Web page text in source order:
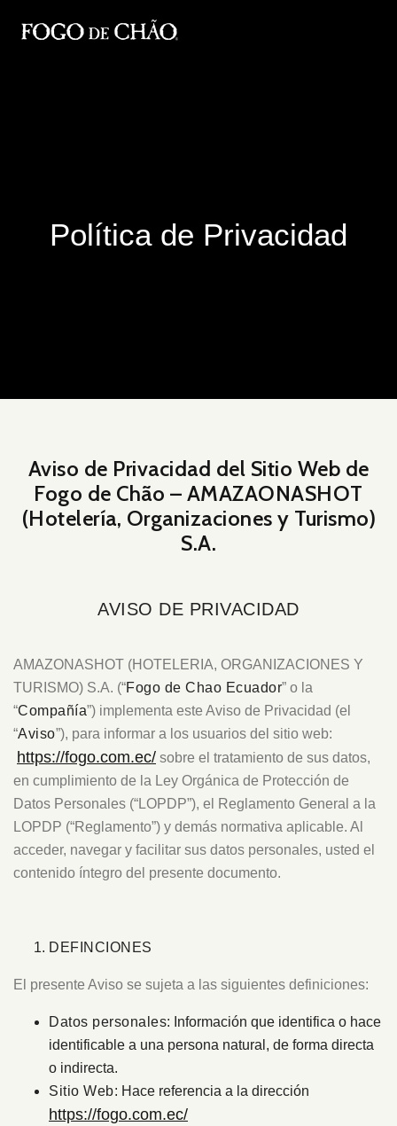
Política de Privacidad
Aviso de Privacidad del Sitio Web de
Fogo de Chão – AMAZAONASHOT
(Hotelería, Organizaciones y Turismo)
S.A.
AVISO DE PRIVACIDAD
AMAZONASHOT (HOTELERIA, ORGANIZACIONES Y
TURISMO) S.A. (“Fogo de Chao Ecuador” o la
“Compañía”) implementa este Aviso de Privacidad (el
“Aviso”), para informar a los usuarios del sitio web:
https://fogo.com.ec/ sobre el tratamiento de sus datos,
en cumplimiento de la Ley Orgánica de Protección de
Datos Personales (“LOPDP”), el Reglamento General a la
LOPDP (“Reglamento”) y demás normativa aplicable. Al
acceder, navegar y facilitar sus datos personales, usted el
contenido íntegro del presente documento.
DEFINCIONES
El presente Aviso se sujeta a las siguientes definiciones:
Datos personales: Información que identifica o hace
identificable a una persona natural, de forma directa
o indirecta.
Sitio Web: Hace referencia a la dirección
https://fogo.com.ec/